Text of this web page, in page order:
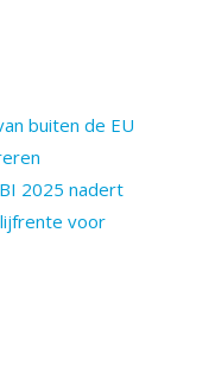
buiten de EU
2025 nadert
voor